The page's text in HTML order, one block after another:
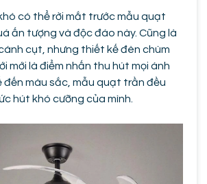
có thể rời mắt trước mẫu quạt
ấn tượng và độc đáo này. Cũng là
cụt, nhưng thiết kế đèn chùm
mới là điểm nhấn thu hút mọi ánh
đến màu sắc, mẫu quạt trần đều
hút khó cưỡng của mình.